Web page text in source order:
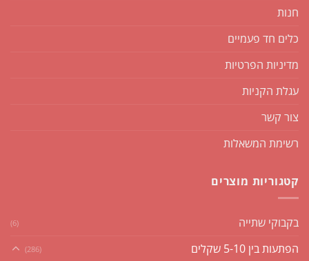
חנות
כלים חד פעמיים
מדיניות הפרטיות
עגלת הקניות
צור קשר
רשימת המשאלות
קטגוריות מוצרים
בקבוקי שתייה (6)
הפתעות בין 5-10 שקלים (286)